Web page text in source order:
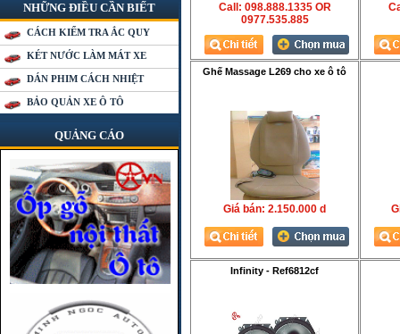
NHỮNG ĐIỀU CẦN BIẾT
CÁCH KIỂM TRA ẮC QUY
KÉT NƯỚC LÀM MÁT XE
DÁN PHIM CÁCH NHIỆT
BẢO QUẢN XE Ô TÔ
QUẢNG CÁO
Call: 098.888.1335 OR
0977.535.885
Ghế Massage L269 cho xe ô tô
Giá bán: 2.150.000 d
Infinity - Ref6812cf